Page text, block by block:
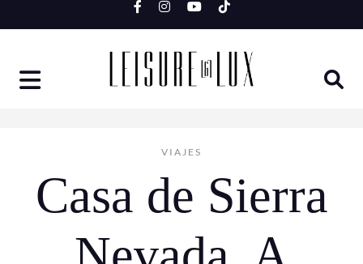
to
VIAJES
Casa de Sierra